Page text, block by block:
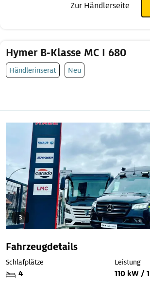
Zur Händlerseite
Hymer B-Klasse MC I 680
Händlerinserat Neu
3
Fahrzeugdetails
Schlafplätze
4
Leistung
110 kW /